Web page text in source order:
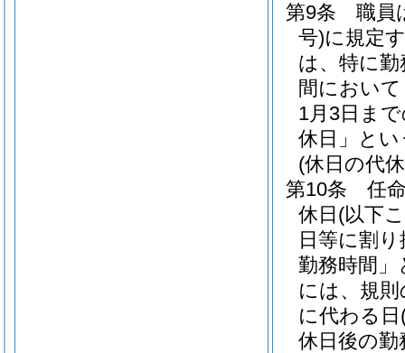
第9条
職員
号)に規定
は、特に
間におい
1月3日ま
休日」とい
(休日の代
第10条
任
休日 (以下
日等に割
勤務時間」
には、規
に代わる日
休日後の勤